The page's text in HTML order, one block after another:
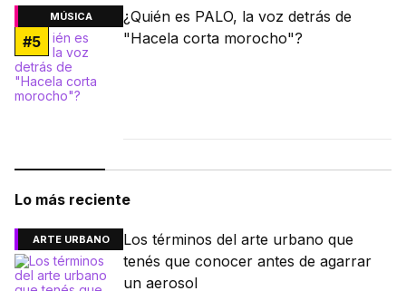
MÚSICA
#5
¿Quién es PALO, la voz detrás de
"Hacela corta morocho"?
Lo más reciente
ARTE URBANO
Los términos del arte urbano que
tenés que conocer antes de agarrar
un aerosol